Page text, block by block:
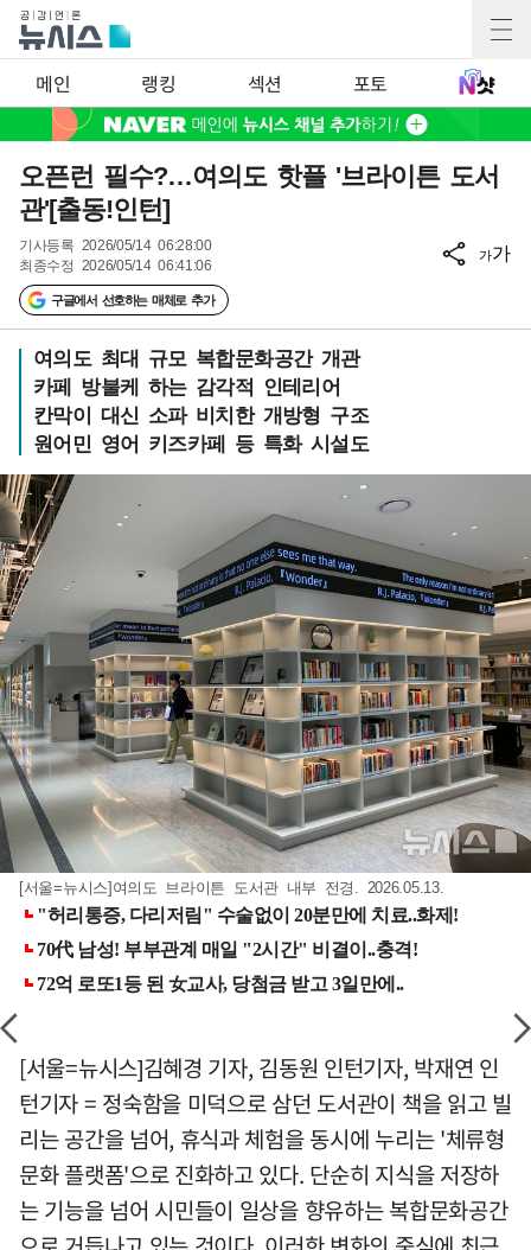
메인 랭킹 섹션 포토
오픈런 필수?…여의도 핫플 '브라이튼 도서
관'[출동!인턴]
기사등록 2026/05/14 06:28:00
최종수정 2026/05/14 06:41:06
구글에서 선호하는 매체로 추가
가가
여의도 최대 규모 복합문화공간 개관
카페 방불케 하는 감각적 인테리어
칸막이 대신 소파 비치한 개방형 구조
원어민 영어 키즈카페 등 특화 시설도
[서울=뉴시스]여의도 브라이튼 도서관 내부 전경. 2026.05.13.
[서울=뉴시스]김혜경 기자, 김동원 인턴기자, 박재연 인
턴기자 = 정숙함을 미덕으로 삼던 도서관이 책을 읽고 빌
리는 공간을 넘어, 휴식과 체험을 동시에 누리는 '체류형
문화 플랫폼'으로 진화하고 있다. 단순히 지식을 저장하
는 기능을 넘어 시민들이 일상을 향유하는 복합문화공간